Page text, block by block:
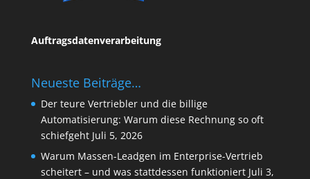
Auftragsdatenverarbeitung
Neueste Beiträge…
Der teure Vertriebler und die billige
Automatisierung: Warum diese Rechnung so oft
schiefgeht Juli 5, 2026
Warum Massen-Leadgen im Enterprise-Vertrieb
scheitert – und was stattdessen funktioniert Juli 3,